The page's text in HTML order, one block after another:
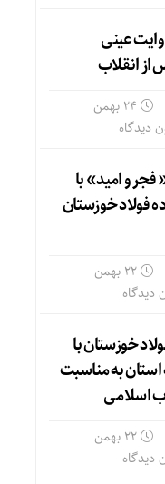
عینی
انقلاب
۲۴ بهمن
دیدگاه
و امید» با
فولاد خوزستان
۲۲ بهمن
دیدگاه
خوزستان با
به مناسبت
اسلامی
۲۲ بهمن
دیدگاه